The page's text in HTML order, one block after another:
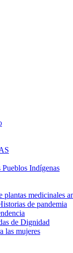
Indígenas
medicinales
de pandemia
de Dignidad
las mujeres